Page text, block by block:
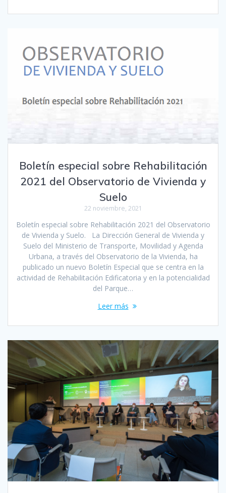
Boletín especial sobre Rehabilitación
2021 del Observatorio de Vivienda y
Suelo
22 noviembre, 2021
Boletín especial sobre Rehabilitación 2021 del Observatorio
de Vivienda y Suelo. La Dirección General de Vivienda y
Suelo del Ministerio de Transporte, Movilidad y Agenda
Urbana, a través del Observatorio de la Vivienda, ha
publicado un nuevo Boletín Especial que se centra en la
actividad de Rehabilitación Edificatoria y en la potencialidad
del Parque…
Leer más